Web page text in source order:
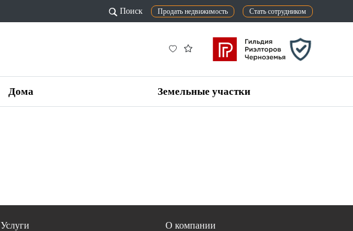
Поиск Продать недвижимость Стать сотрудником
Дома Земельные участки
Услуги О компании